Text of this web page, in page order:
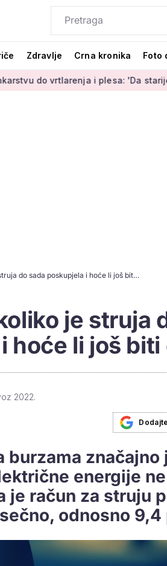
Zdravlje Crna kronika Foto
i plesa: 'Da starije osobe ne
HEP otkrio koliko je struja do sada poskupjela i hoće li još biti dizanja cijena
je struja
hoće li još
2022.
burzama značajno
energije
je račun za struju
odnosno 9,4